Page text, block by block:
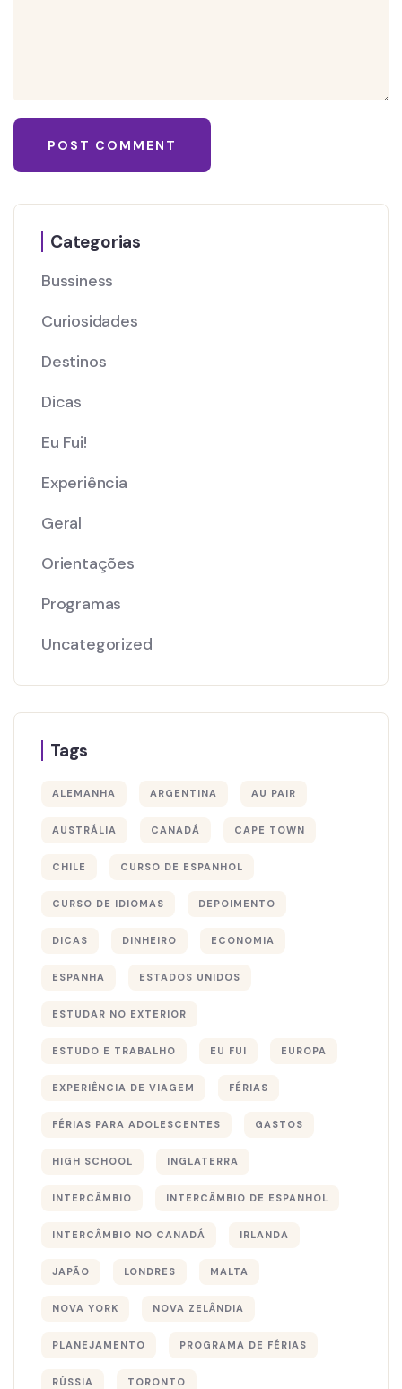
Categorias
Bussiness
Curiosidades
Destinos
Dicas
Eu Fui!
Experiência
Geral
Orientações
Programas
Uncategorized
Tags
ALEMANHA ARGENTINA AU PAIR
AUSTRÁLIA CANADÁ CAPE TOWN
CHILE CURSO DE ESPANHOL
CURSO DE IDIOMAS DEPOIMENTO
DICAS DINHEIRO ECONOMIA
ESPANHA ESTADOS UNIDOS
ESTUDAR NO EXTERIOR
ESTUDO E TRABALHO EU FUI EUROPA
EXPERIÊNCIA DE VIAGEM FÉRIAS
FÉRIAS PARA ADOLESCENTES GASTOS
HIGH SCHOOL INGLATERRA
INTERCÂMBIO INTERCÂMBIO DE ESPANHOL
INTERCÂMBIO NO CANADÁ IRLANDA
JAPÃO LONDRES MALTA
NOVA YORK NOVA ZELÂNDIA
PLANEJAMENTO PROGRAMA DE FÉRIAS
RÚSSIA TORONTO